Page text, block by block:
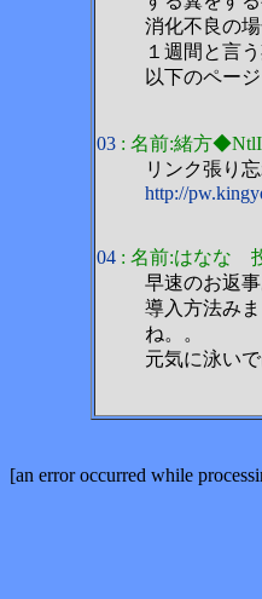
消化不良の
１週間と言
以下のペー
03: 名前:緒方
リンク張り
http://
04: 名前:はなな 投
早速のお返
導入方法み
ね。。
元気に泳い
[an error occurred while